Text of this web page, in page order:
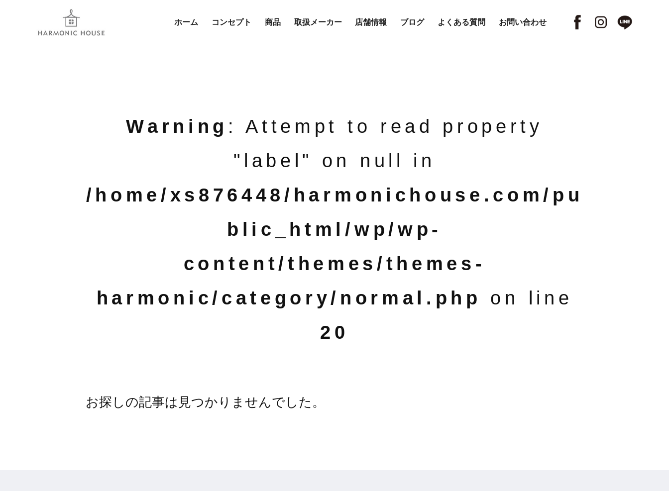
ホーム コンセプト 商品 取扱メーカー 店舗情報 ブログ よくある質問 お問い合わせ
Warning : Attempt to read property
"label" on null in
/home/xs876448/harmonichouse.com/pu
blic_html/wp/wp-
content/themes/themes-
harmonic/category/normal.php
on line
20
お探しの記事は見つかりませんでした。